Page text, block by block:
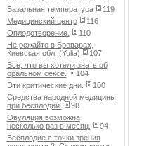
Базальная температура
119
Медицинский центр
116
Оплодотворение.
110
Не рожайте в Броварах,
Киевская обл. (Yulia)
107
Все, что вы хотели знать об
оральном сексе.
104
Эти критические дни.
100
Средства народной медицины
при бесплодии.
98
Овуляция возможна
несколько раз в месяц.
94
Бесплодие с точки зрения